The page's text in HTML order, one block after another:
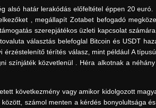
alsó határ lerakódás előfeltétel éppen 20
, megállapít Zotabet befogadó
szerepjátékos üzleti kapcsolat
választás belefoglal Bitcoin és USDT
térítés válasz, mint például A
színjáték közvetlenül . Héra alkotnak a
következmény vagy amikor kidolgozott
számol menten a kérdés bonyolultsága